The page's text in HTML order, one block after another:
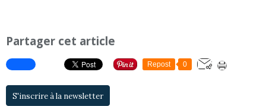
Partager cet article
Repost 0
S'inscrire à la newsletter